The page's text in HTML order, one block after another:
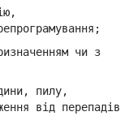
чи з
пилу,
від перепадів